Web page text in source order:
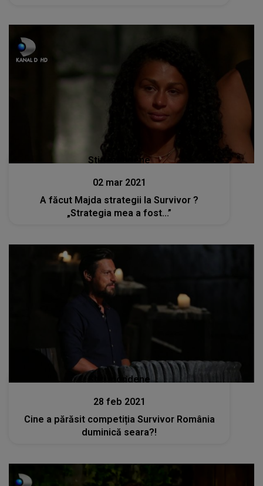
Stiri mondene
02 mar 2021
A făcut Majda strategii la Survivor ?
„Strategia mea a fost...”
Stiri mondene
28 feb 2021
Cine a părăsit competiția Survivor România
duminică seara?!